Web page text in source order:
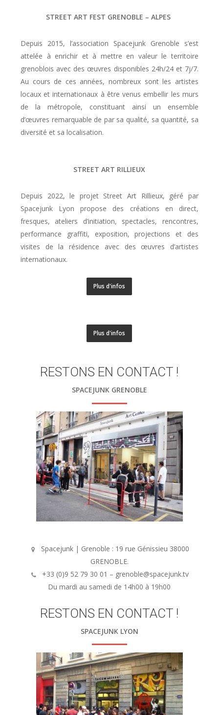
STREET ART FEST GRENOBLE – ALPES
Depuis 2015, l’association Spacejunk Grenoble s’est
attelée à enrichir et à mettre en valeur le territoire
grenoblois avec des œuvres disponibles 24h/24 et 7j/7.
Au cours de ces années, nombreux sont les artistes
locaux et internationaux à être venus embellir les murs
de la métropole, constituant ainsi un ensemble
d’œuvres remarquable de par sa qualité, sa quantité, sa
diversité et sa localisation.
STREET ART RILLIEUX
Depuis 2022, le projet Street Art Rillieux, géré par
Spacejunk Lyon propose des créations en direct,
fresques, ateliers d’initiation, spectacles, rencontres,
performance graffiti, exposition, projections et des
visites de la résidence avec des œuvres d’artistes
internationaux.
Plus d'infos
Plus d'infos
RESTONS EN CONTACT !
SPACEJUNK GRENOBLE
Spacejunk | Grenoble : 19 rue Génissieu 38000
GRENOBLE.
+33 (0)9 52 79 30 01 – grenoble@spacejunk.tv
Du mardi au samedi de 14h00 à 19h00
RESTONS EN CONTACT !
SPACEJUNK LYON